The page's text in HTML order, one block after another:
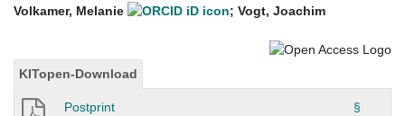
Volkamer, Melanie
; Vogt, Joachim
KITopen-Download
Postprint §